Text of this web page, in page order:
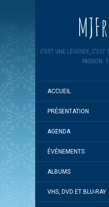
C'EST UNE LÉGENDE,
PASSION.
ACCUEIL
PRÉSENTATION
AGENDA
ÉVÉNEMENTS
ALBUMS
VHS, DVD ET BLU-RAY